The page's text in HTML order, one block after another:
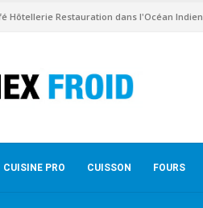
Hôtellerie Restauration dans l'Océan Indien
CUISINE PRO CUISSON FOURS